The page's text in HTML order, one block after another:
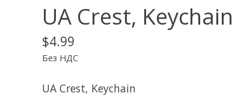
UA Crest, Keychain
$4.99
Без НДС
UA Crest, Keychain